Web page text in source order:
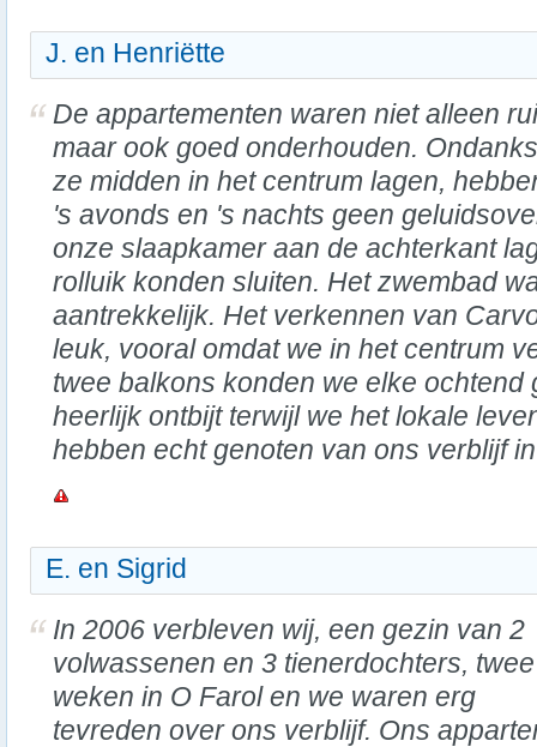
J. en Henriëtte
De appartementen waren niet alleen
maar ook goed onderhouden.
ze midden in het centrum lagen,
's avonds en 's nachts geen
onze slaapkamer aan de achterkant
rolluik konden sluiten. Het zwembad
aantrekkelijk. Het verkennen van
leuk, vooral omdat we in het centrum
twee balkons konden we elke ochtend
heerlijk ontbijt terwijl we het lokale
hebben echt genoten van ons verblijf
E. en Sigrid
In 2006 verbleven wij, een gezin van 2
volwassenen en 3 tienerdochters, twee
weken in O Farol en we waren erg
tevreden over ons verblijf. Ons